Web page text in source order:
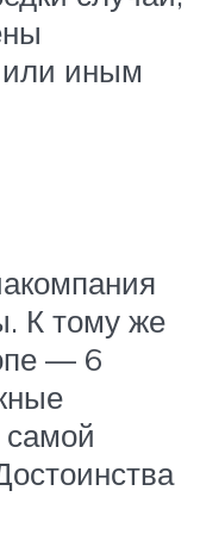
или иным
К тому же
— 6
самой